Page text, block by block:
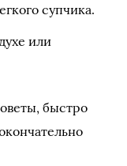
супчика.
или
быстро